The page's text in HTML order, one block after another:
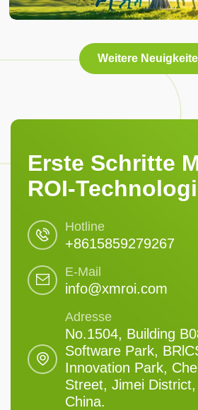
Weitere
Erste Schritte
ROI-
Hotline
+8615859279267
E-Mail
info@xmroi.com
Adresse
No.1504, Building
Software Park,
Innovation Park,
Street, Jimei
China.